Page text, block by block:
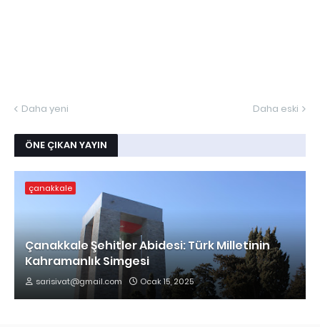
Daha yeni Daha eski
ÖNE ÇIKAN YAYIN
çanakkale
Çanakkale Şehitler Abidesi: Türk Milletinin
Kahramanlık Simgesi
sarisivat@gmail.com Ocak 15, 2025